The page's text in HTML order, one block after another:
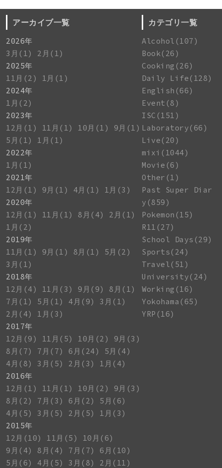
アーカイブ一覧
2026年
3月(1)
2月(1)
2025年
11月(2)
1月(1)
2024年
1月(2)
2023年
12月(1)
11月(1) 10月(1)
9月(1)
5月(1)
1月(1)
2022年
1月(1)
2021年
12月(1)
9月(1) 4月(1)
1月(3)
2020年
12月(1)
11月(1) 8月(4)
2月(1)
1月(2)
2019年
11月(1)
9月(1) 8月(1)
5月(2)
3月(1)
2018年
12月(4)
11月(3) 9月(9)
8月(1)
7月(1)
5月(1) 4月(9)
3月(1)
2月(4)
1月(3)
2017年
12月(9)
11月(5) 10月(2)
9月(3)
8月(7)
7月(7) 6月(24)
5月(4)
4月(8)
3月(5) 2月(3)
1月(4)
2016年
12月(1)
11月(1) 10月(2)
9月(3)
8月(2)
7月(3) 6月(2)
5月(6)
4月(5)
3月(5) 2月(5)
1月(3)
2015年
12月(10)
11月(5)
10月(6)
9月(4)
8月(4) 7月(7)
6月(10)
5月(6)
4月(5) 3月(8)
2月(11)
カテゴリ一覧
Alcohol(107)
Book(26)
Cooking(26)
Daily Life(128)
English(66)
Event(8)
ISC(151)
Laboratory(66)
Live(20)
mixi(1044)
Movie(6)
Other(1)
Past Super Diar
y(859)
Pokemon(15)
R11(27)
School Days(29)
Sports(24)
Travel(51)
University(24)
Working(16)
Yokohama(65)
YRP(16)